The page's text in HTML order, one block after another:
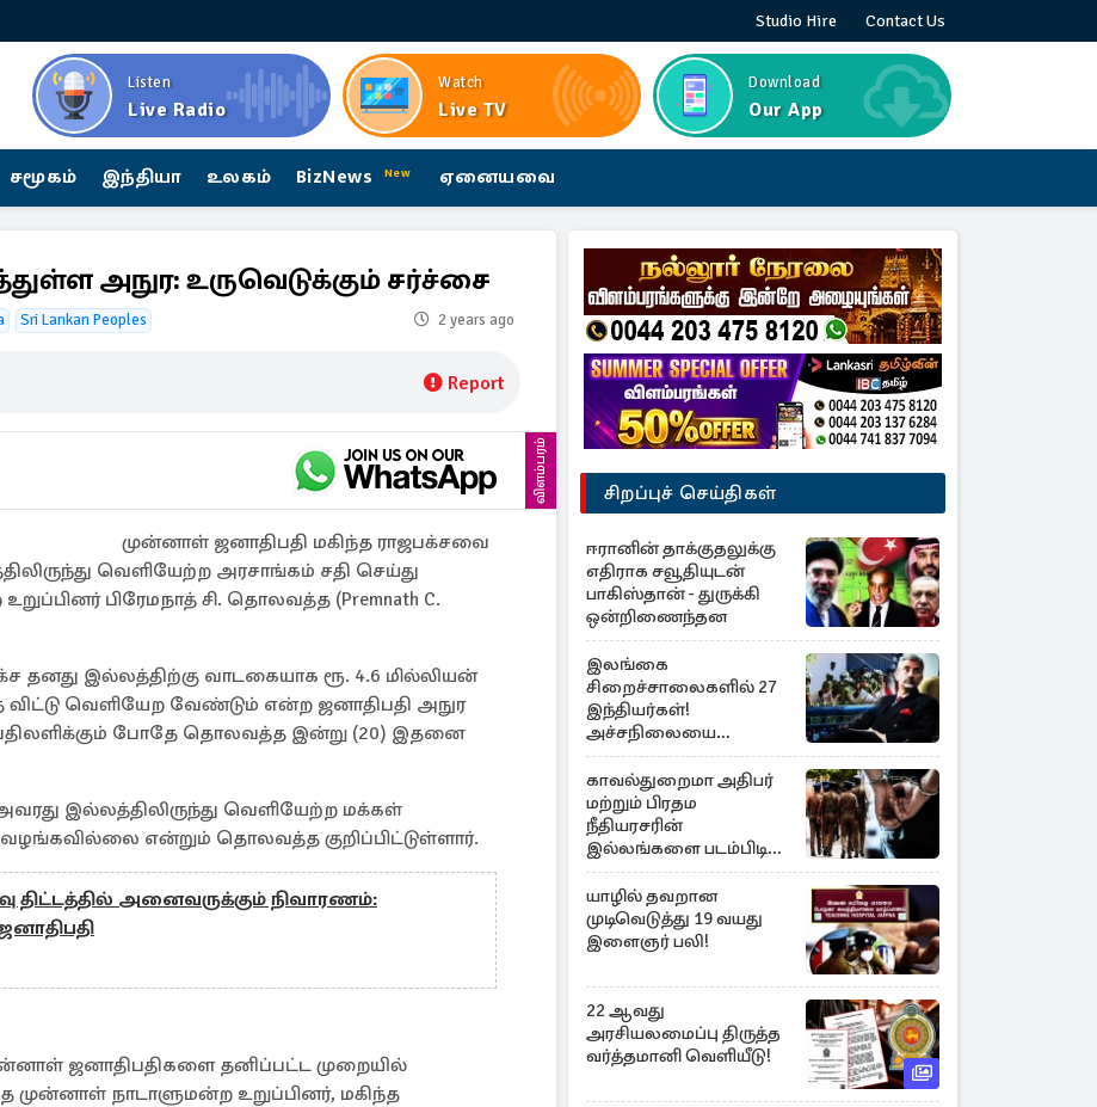
Studio Hire Contact Us
Listen
Live Radio
Watch
Live TV
Download
Our App
சமூகம் இந்தியா உலகம் BizNews New ஏனையவை
அநுர: உருவெடுக்கும் சர்ச்சை
Sri Lankan Peoples 2 years ago
Report
விளம்பரம்
முன்னாள் ஜனாதிபதி மகிந்த ராஜபக்சவை
வெளியேற்ற அரசாங்கம் சதி செய்து
பிரேமநாத் சி. தொலவத்த (Premnath C.
தனது இல்லத்திற்கு வாடகையாக ரூ. 4.6 மில்லியன்
வெளியேற வேண்டும் என்ற ஜனாதிபதி அநுர
பதிலளிக்கும் போதே தொலவத்த இன்று (20) இதனை
இல்லத்திலிருந்து வெளியேற்ற மக்கள்
என்றும் தொலவத்த குறிப்பிட்டுள்ளார்.
திட்டத்தில் அனைவருக்கும் நிவாரணம்:
ஜனாதிபதிகளை தனிப்பட்ட முறையில்
முன்னாள் நாடாளுமன்ற உறுப்பினர், மகிந்த
சிறப்புச் செய்திகள்
ஈரானின் தாக்குதலுக்கு
எதிராக சவூதியுடன்
பாகிஸ்தான் - துருக்கி
ஒன்றிணைந்தன
இலங்கை
சிறைச்சாலைகளில் 27
இந்தியர்கள்!
அச்சநிலையை
மையப்படுத்தி
ஜெயசங்கர் அறிக்கை
காவல்துறைமா அதிபர்
மற்றும் பிரதம
நீதியரசரின்
இல்லங்களை படம்பிடித்த
சந்தேக நபர் கைது!
யாழில் தவறான
முடிவெடுத்து 19 வயது
இளைஞர் பலி!
22 ஆவது
அரசியலமைப்பு திருத்த
வர்த்தமானி வெளியீடு!